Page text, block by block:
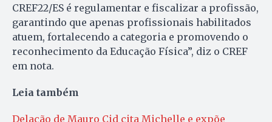
CREF22/ES é regulamentar e fiscalizar a profissão,
garantindo que apenas profissionais habilitados
atuem, fortalecendo a categoria e promovendo o
reconhecimento da Educação Física”, diz o CREF
em nota.
Leia também
Delação de Mauro Cid cita Michelle e expõe